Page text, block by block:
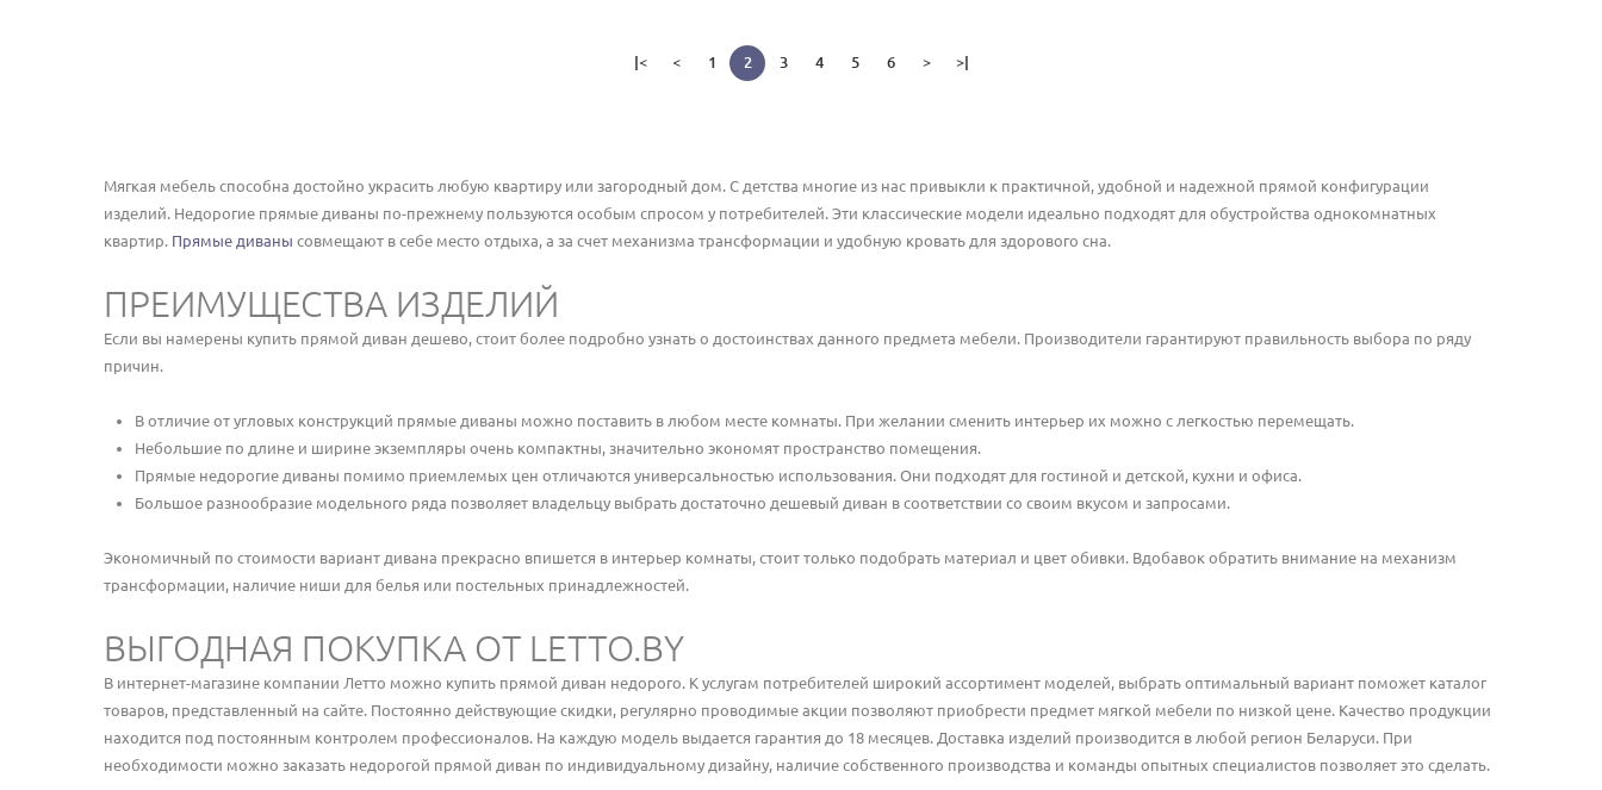
|< < 1 2 3 4 5 6 > >|
Мягкая мебель способна достойно украсить любую квартиру или загородный дом. С детства многие из нас привыкли к практичной, удобной и надежной прямой конфигурации
изделий. Недорогие прямые диваны по-прежнему пользуются особым спросом у потребителей. Эти классические модели идеально подходят для обустройства однокомнатных
квартир. Прямые диваны совмещают в себе место отдыха, а за счет механизма трансформации и удобную кровать для здорового сна.
ПРЕИМУЩЕСТВА ИЗДЕЛИЙ
Если вы намерены купить прямой диван дешево, стоит более подробно узнать о достоинствах данного предмета мебели. Производители гарантируют правильность выбора по ряду
причин.
В отличие от угловых конструкций прямые диваны можно поставить в любом месте комнаты. При желании сменить интерьер их можно с легкостью перемещать.
Небольшие по длине и ширине экземпляры очень компактны, значительно экономят пространство помещения.
Прямые недорогие диваны помимо приемлемых цен отличаются универсальностью использования. Они подходят для гостиной и детской, кухни и офиса.
Большое разнообразие модельного ряда позволяет владельцу выбрать достаточно дешевый диван в соответствии со своим вкусом и запросами.
Экономичный по стоимости вариант дивана прекрасно впишется в интерьер комнаты, стоит только подобрать материал и цвет обивки. Вдобавок обратить внимание на механизм
трансформации, наличие ниши для белья или постельных принадлежностей.
ВЫГОДНАЯ ПОКУПКА ОТ LETTO.BY
В интернет-магазине компании Летто можно купить прямой диван недорого. К услугам потребителей широкий ассортимент моделей, выбрать оптимальный вариант поможет каталог
товаров, представленный на сайте. Постоянно действующие скидки, регулярно проводимые акции позволяют приобрести предмет мягкой мебели по низкой цене. Качество продукции
находится под постоянным контролем профессионалов. На каждую модель выдается гарантия до 18 месяцев. Доставка изделий производится в любой регион Беларуси. При
необходимости можно заказать недорогой прямой диван по индивидуальному дизайну, наличие собственного производства и команды опытных специалистов позволяет это сделать.